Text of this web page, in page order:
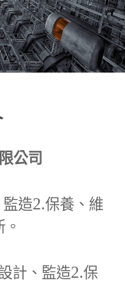
公司
造2.保養、維
計、監造2.保